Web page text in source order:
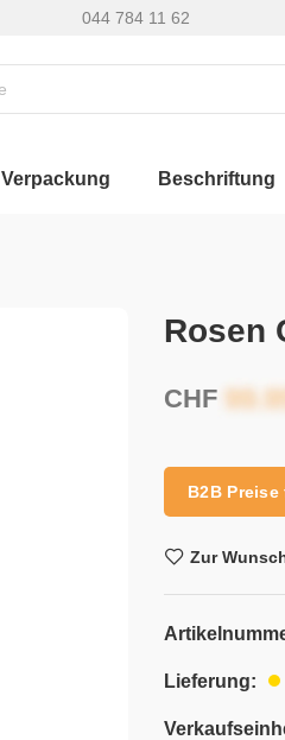
044 784 11 62
Verpackung Beschriftung
Rosen
CHF
B2B
Zur
Lieferung: